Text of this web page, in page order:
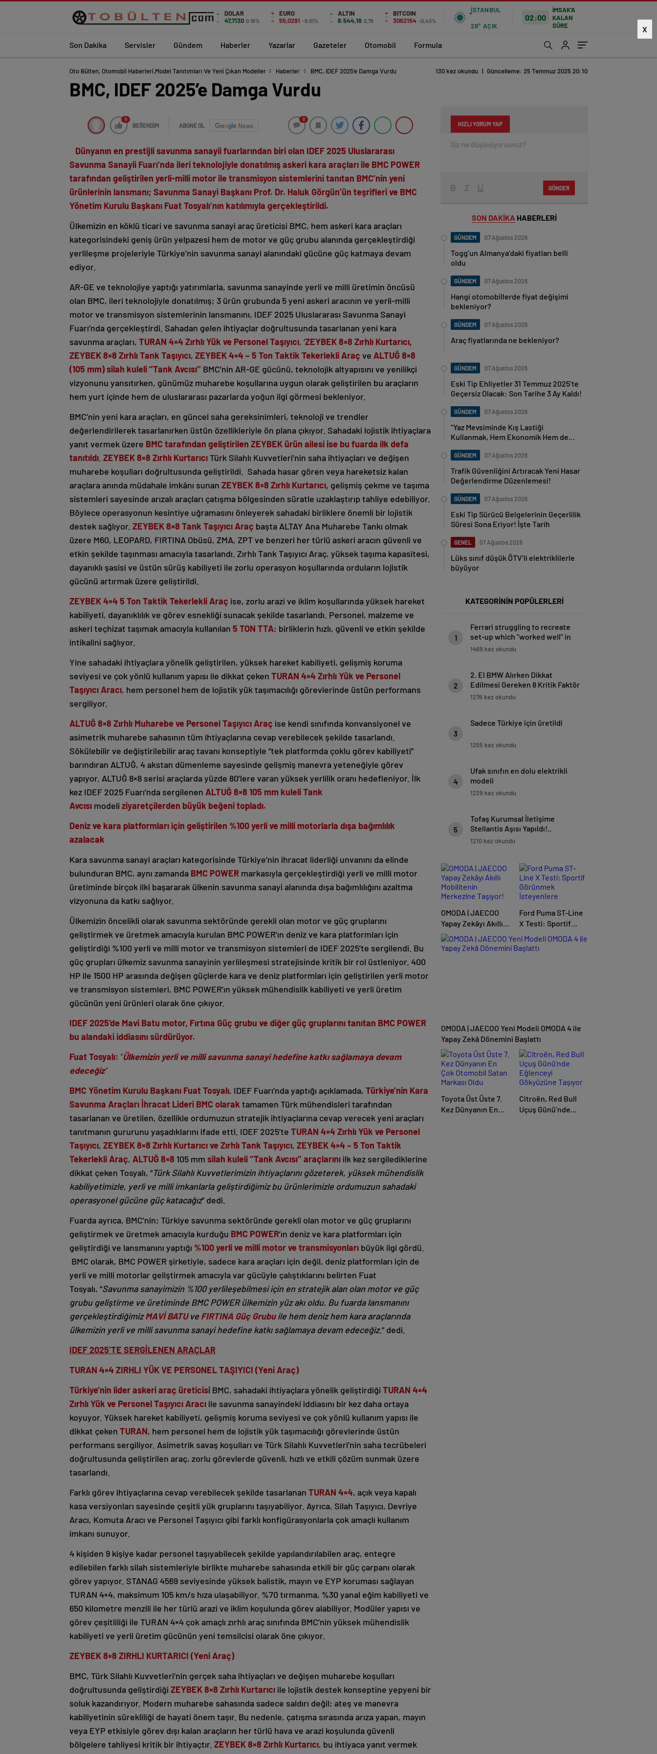
DOLAR
47,7130 0.16%
EURO
55,0291 -0.01%
ALTIN
6.544,16 0,79
BITCOIN
3062154 -0,40%
İSTANBUL
28° AÇIK
02:00
İMSAK'A
KALAN
SÜRE
Son Dakika Servisler Gündem Haberler Yazarlar Gazeteler Otomobil Formula
X
Oto Bülten, Otomobil Haberleri,model Tanıtımları Ve Yeni Çıkan Modeller Haberler BMC, IDEF 2025’e Damga Vurdu 130 kez okundu | Güncelleme: 25 Temmuz 2025 20:10
BMC, IDEF 2025’e Damga Vurdu
0
BEĞENDİM ABONE OL News
0
Dünyanın en prestijli savunma sanayii fuarlarından biri olan IDEF 2025 Uluslararası
Savunma Sanayii Fuarı’nda ileri teknolojiyle donatılmış askeri kara araçları ile BMC POWER
tarafından geliştirilen yerli-milli motor ile transmisyon sistemlerini tanıtan BMC’nin yeni
ürünlerinin lansmanı; Savunma Sanayi Başkanı Prof. Dr. Haluk Görgün’ün teşrifleri ve BMC
Yönetim Kurulu Başkanı Fuat Tosyalı’nın katılımıyla gerçekleştirildi.
Ülkemizin en köklü ticari ve savunma sanayi araç üreticisi BMC, hem askeri kara araçları
kategorisindeki geniş ürün yelpazesi hem de motor ve güç grubu alanında gerçekleştirdiği
yerlileşme projeleriyle Türkiye’nin savunma sanayi alanındaki gücüne güç katmaya devam
ediyor.
AR-GE ve teknolojiye yaptığı yatırımlarla, savunma sanayinde yerli ve milli üretimin öncüsü
olan BMC, ileri teknolojiyle donatılmış; 3 ürün grubunda 5 yeni askeri aracının ve yerli-milli
motor ve transmisyon sistemlerinin lansmanını, IDEF 2025 Uluslararası Savunma Sanayi
Fuarı’nda gerçekleştirdi. Sahadan gelen ihtiyaçlar doğrultusunda tasarlanan yeni kara
savunma araçları, TURAN 4×4 Zırhlı Yük ve Personel Taşıyıcı, ‘ZEYBEK 8×8 Zırhlı Kurtarıcı,
ZEYBEK 8×8 Zırhlı Tank Taşıyıcı, ZEYBEK 4×4 – 5 Ton Taktik Tekerlekli Araç ve ALTUĞ 8×8
(105 mm) silah kuleli ‘’Tank Avcısı’’ BMC’nin AR-GE gücünü, teknolojik altyapısını ve yenilikçi
vizyonunu yansıtırken, günümüz muharebe koşullarına uygun olarak geliştirilen bu araçların
hem yurt içinde hem de uluslararası pazarlarda yoğun ilgi görmesi bekleniyor.
BMC’nin yeni kara araçları, en güncel saha gereksinimleri, teknoloji ve trendler
değerlendirilerek tasarlanırken üstün özellikleriyle ön plana çıkıyor. Sahadaki lojistik ihtiyaçlara
yanıt vermek üzere BMC tarafından geliştirilen ZEYBEK ürün ailesi ise bu fuarda ilk defa
tanıtıldı ZEYBEK 8×8 Zırhlı KurtarıcıTürk Silahlı Kuvvetleri’nin saha ihtiyaçları ve değişen
muharebe koşulları doğrultusunda geliştirildi. Sahada hasar gören veya hareketsiz kalan
araçlara anında müdahale imkânı sunan ZEYBEK 8×8 Zırhlı Kurtarıcı, gelişmiş çekme ve taşıma
sistemleri sayesinde arızalı araçları çatışma bölgesinden süratle uzaklaştırıp tahliye edebiliyor.
Böylece operasyonun kesintiye uğramasını önleyerek sahadaki birliklere önemli bir lojistik
destek sağlıyor. ZEYBEK 8×8 Tank Taşıyıcı Araç başta ALTAY Ana Muharebe Tankı olmak
üzere M60, LEOPARD, FIRTINA Obüsü, ZMA, ZPT ve benzeri her türlü askeri aracın güvenli ve
etkin şekilde taşınması amacıyla tasarlandı. Zırhlı Tank Taşıyıcı Araç, yüksek taşıma kapasitesi,
dayanıklı şasisi ve üstün sürüş kabiliyeti ile zorlu operasyon koşullarında orduların lojistik
gücünü artırmak üzere geliştirildi.
ZEYBEK 4×4 5 Ton Taktik Tekerlekli Araç ise, zorlu arazi ve iklim koşullarında yüksek hareket
kabiliyeti, dayanıklılık ve görev esnekliği sunacak şekilde tasarlandı. Personel, malzeme ve
askeri teçhizat taşımak amacıyla kullanılan 5 TON TTA; birliklerin hızlı, güvenli ve etkin şekilde
intikalini sağlıyor.
Yine sahadaki ihtiyaçlara yönelik geliştirilen, yüksek hareket kabiliyeti, gelişmiş koruma
seviyesi ve çok yönlü kullanım yapısı ile dikkat çeken TURAN 4×4 Zırhlı Yük ve Personel
Taşıyıcı Aracı, hem personel hem de lojistik yük taşımacılığı görevlerinde üstün performans
sergiliyor.
ALTUĞ 8×8 Zırhlı Muharebe ve Personel Taşıyıcı Araç ise kendi sınıfında konvansiyonel ve
asimetrik muharebe sahasının tüm ihtiyaçlarına cevap verebilecek şekilde tasarlandı.
Sökülebilir ve değiştirilebilir araç tavanı konseptiyle “tek platformda çoklu görev kabiliyeti”
barındıran ALTUĞ, 4 akstan dümenleme sayesinde gelişmiş manevra yeteneğiyle görev
yapıyor. ALTUĞ 8×8 serisi araçlarda yüzde 80’lere varan yüksek yerlilik oranı hedefleniyor. İlk
kez IDEF 2025 Fuarı’nda sergilenen ALTUĞ 8×8 105 mm kuleli Tank
Avcısı modeli ziyaretçilerden büyük beğeni topladı.
Deniz ve kara platformları için geliştirilen %100 yerli ve milli motorlarla dışa bağımlılık
azalacak
Kara savunma sanayi araçları kategorisinde Türkiye’nin ihracat liderliği unvanını da elinde
bulunduran BMC, aynı zamanda BMC POWER markasıyla gerçekleştirdiği yerli ve milli motor
üretiminde birçok ilki başararak ülkenin savunma sanayi alanında dışa bağımlılığını azaltma
vizyonuna da katkı sağlıyor.
Ülkemizin öncelikli olarak savunma sektöründe gerekli olan motor ve güç gruplarını
geliştirmek ve üretmek amacıyla kurulan BMC POWER’ın deniz ve kara platformları için
geliştirdiği %100 yerli ve milli motor ve transmisyon sistemleri de IDEF 2025’te sergilendi. Bu
güç grupları ülkemiz savunma sanayinin yerlileşmesi stratejisinde kritik bir rol üstleniyor. 400
HP ile 1500 HP arasında değişen güçlerde kara ve deniz platformları için geliştirilen yerli motor
ve transmisyon sistemleri, BMC POWER’ın yüksek mühendislik kabiliyeti ve yerli üretim
gücünün yeni ürünleri olarak öne çıkıyor.
IDEF 2025’de Mavi Batu motor, Fırtına Güç grubu ve diğer güç gruplarını tanıtan BMC POWER
bu alandaki iddiasını sürdürüyor.
Fuat Tosyalı: ‘Ülkemizin yerli ve milli savunma sanayi hedefine katkı sağlamaya devam
edeceğiz’
BMC Yönetim Kurulu Başkanı Fuat Tosyalı, IDEF Fuarı’nda yaptığı açıklamada, Türkiye’nin Kara
Savunma Araçları İhracat Lideri BMC olarak tamamen Türk mühendisleri tarafından
tasarlanan ve üretilen, özellikle ordumuzun stratejik ihtiyaçlarına cevap verecek yeni araçları
tanıtmanın gururunu yaşadıklarını ifade etti. IDEF 2025’te TURAN 4×4 Zırhlı Yük ve Personel
Taşıyıcı, ZEYBEK 8×8 Zırhlı Kurtarıcı ve Zırhlı Tank Taşıyıcı, ZEYBEK 4×4 – 5 Ton Taktik
Tekerlekli Araç, ALTUĞ 8×8 105 mm silah kuleli ‘’Tank Avcısı’’ araçlarını ilk kez sergilediklerine
dikkat çeken Tosyalı, “Türk Silahlı Kuvvetlerimizin ihtiyaçlarını gözeterek, yüksek mühendislik
kabiliyetimizle, yerli ve milli imkanlarla geliştirdiğimiz bu ürünlerimizle ordumuzun sahadaki
operasyonel gücüne güç katacağız” dedi.
Fuarda ayrıca, BMC’nin; Türkiye savunma sektöründe gerekli olan motor ve güç gruplarını
geliştirmek ve üretmek amacıyla kurduğu BMC POWER’ın deniz ve kara platformları için
geliştirdiği ve lansmanını yaptığı %100 yerli ve milli motor ve transmisyonları büyük ilgi gördü.
BMC olarak, BMC POWER şirketiyle, sadece kara araçları için değil, deniz platformları için de
yerli ve milli motorlar geliştirmek amacıyla var gücüyle çalıştıklarını belirten Fuat
Tosyalı, “Savunma sanayimizin %100 yerlileşebilmesi için en stratejik alan olan motor ve güç
grubu geliştirme ve üretiminde BMC POWER ülkemizin yüz akı oldu. Bu fuarda lansmanını
gerçekleştirdiğimizMAVİ BATUve FIRTINA Güç Grubuile hem deniz hem kara araçlarında
ülkemizin yerli ve milli savunma sanayi hedefine katkı sağlamaya devam edeceğiz.” dedi.
IDEF 2025’TE SERGİLENEN ARAÇLAR
TURAN 4×4 ZIRHLI YÜK VE PERSONEL TAŞIYICI (Yeni Araç)
Türkiye’nin lider askeri araç üreticisi BMC, sahadaki ihtiyaçlara yönelik geliştirdiği TURAN 4×4
Zırhlı Yük ve Personel Taşıyıcı Aracı ile savunma sanayindeki iddiasını bir kez daha ortaya
koyuyor. Yüksek hareket kabiliyeti, gelişmiş koruma seviyesi ve çok yönlü kullanım yapısı ile
dikkat çeken TURAN, hem personel hem de lojistik yük taşımacılığı görevlerinde üstün
performans sergiliyor. Asimetrik savaş koşulları ve Türk Silahlı Kuvvetleri’nin saha tecrübeleri
doğrultusunda geliştirilen araç, zorlu görevlerde güvenli, hızlı ve etkili çözüm sunmak üzere
tasarlandı.
Farklı görev ihtiyaçlarına cevap verebilecek şekilde tasarlanan TURAN 4×4, açık veya kapalı
kasa versiyonları sayesinde çeşitli yük gruplarını taşıyabiliyor. Ayrıca, Silah Taşıyıcı, Devriye
Aracı, Komuta Aracı ve Personel Taşıyıcı gibi farklı konfigürasyonlarla çok amaçlı kullanım
imkanı sunuyor.
4 kişiden 9 kişiye kadar personel taşıyabilecek şekilde yapılandırılabilen araç, entegre
edilebilen farklı silah sistemleriyle birlikte muharebe sahasında etkili bir güç çarpanı olarak
görev yapıyor. STANAG 4569 seviyesinde yüksek balistik, mayın ve EYP koruması sağlayan
TURAN 4×4, maksimum 105 km/s hıza ulaşabiliyor. %70 tırmanma, %30 yanal eğim kabiliyeti ve
650 kilometre menzili ile her türlü arazi ve iklim koşulunda görev alabiliyor. Modüler yapısı ve
görev çeşitliliği ile TURAN 4×4 çok amaçlı zırhlı araç sınıfında BMC’nin yüksek mühendislik
kabiliyeti ve yerli üretim gücünün yeni temsilcisi olarak öne çıkıyor.
ZEYBEK 8×8 ZIRHLI KURTARICI (Yeni Araç)
BMC, Türk Silahlı Kuvvetleri’nin gerçek saha ihtiyaçları ve değişen muharebe koşulları
doğrultusunda geliştirdiği ZEYBEK 8×8 Zırhlı Kurtarıcı ile lojistik destek konseptine yepyeni bir
soluk kazandırıyor. Modern muharebe sahasında sadece saldırı değil; ateş ve manevra
kabiliyetinin sürekliliği de hayati önem taşır. Bu nedenle, çatışma sırasında arıza yapan, mayın
veya EYP etkisiyle görev dışı kalan araçların her türlü hava ve arazi koşulunda güvenli
bölgelere tahliyesi kritik bir ihtiyaçtır. ZEYBEK 8×8 Zırhlı Kurtarıcı, bu ihtiyaca yanıt vermek
HIZLI YORUM YAP
GÖNDER
SON DAKİKA HABERLERİ
GÜNDEM 07 Ağustos 2026
Togg’un Almanya’daki fiyatları belli
oldu
GÜNDEM 07 Ağustos 2026
Hangi otomobillerde fiyat değişimi
bekleniyor?
GÜNDEM 07 Ağustos 2026
Araç fiyatlarında ne bekleniyor?
GÜNDEM 07 Ağustos 2026
Eski Tip Ehliyetler 31 Temmuz 2025’te
Geçersiz Olacak: Son Tarihe 3 Ay Kaldı!
GÜNDEM 07 Ağustos 2026
“Yaz Mevsiminde Kış Lastiği
Kullanmak, Hem Ekonomik Hem de
GÜNDEM 07 Ağustos 2026
Trafik Güvenliğini Artıracak Yeni Hasar
Değerlendirme Düzenlemesi!
GÜNDEM 07 Ağustos 2026
Eski Tip Sürücü Belgelerinin Geçerlilik
Süresi Sona Eriyor! İşte Tarih
GENEL 07 Ağustos 2026
Lüks sınıf düşük ÖTV’li elektriklilerle
büyüyor
KATEGORİNİN POPÜLERLERİ
1
Ferrari struggling to recreate
set-up which “worked well” in
Shanghai – Hamilton | Formula 1
1469 kez okundu
2
2. El BMW Alırken Dikkat
Edilmesi Gereken 8 Kritik Faktör
1276 kez okundu
3
Sadece Türkiye için üretildi
1255 kez okundu
4
Ufak sınıfın en dolu elektrikli
modeli
1229 kez okundu
5
Tofaş Kurumsal İletişime
Stellantis Aşısı Yapıldı!..
1210 kez okundu
OMODA | JAECOO
Yapay Zekâyı Akıllı
Mobilitenin
Merkezine Taşıyor!
Ford Puma ST-Line
X Testi: Sportif
Görünmek
İsteyenlere
OMODA | JAECOO Yeni Modeli OMODA 4 ile
Yapay Zekâ Dönemini Başlattı
Toyota Üst Üste 7.
Kez Dünyanın En
Citroën, Red Bull
Uçuş Günü’nde